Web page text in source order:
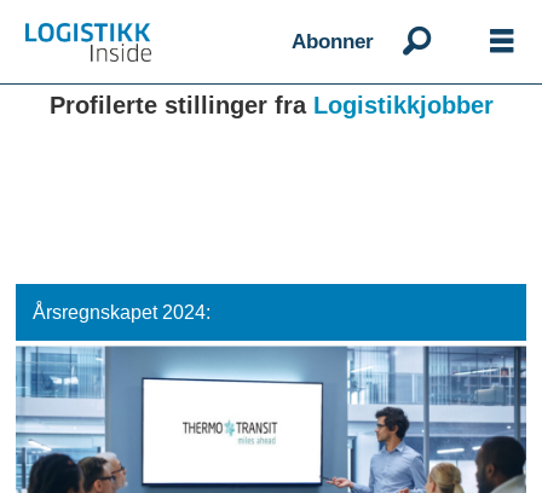
Abonner
Profilerte stillinger fra Logistikkjobber
Årsregnskapet 2024: